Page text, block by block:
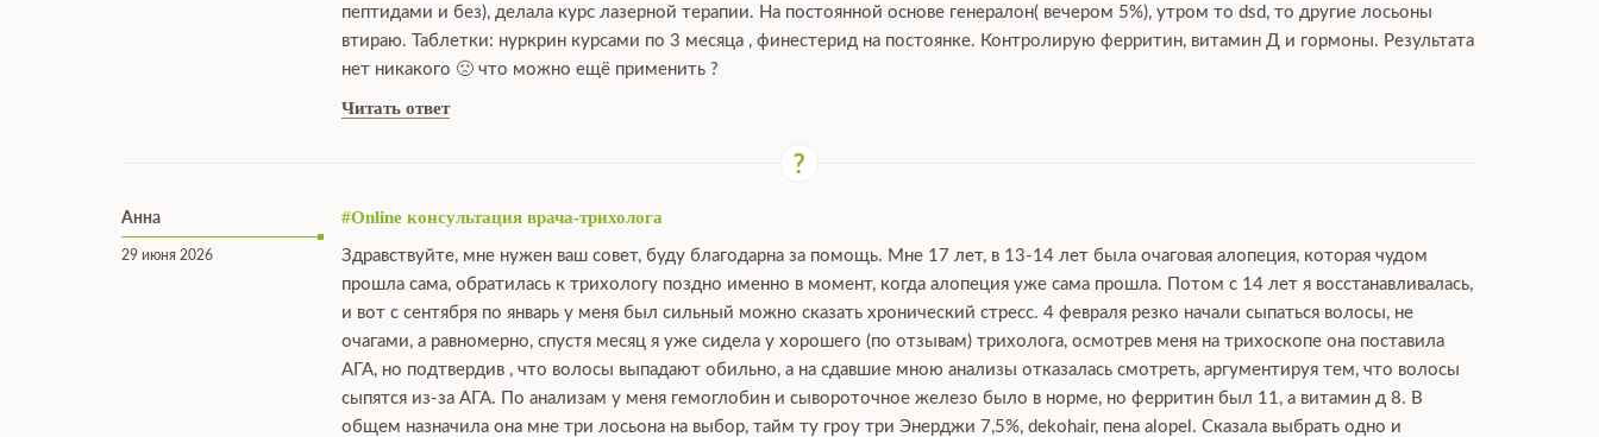
пептидами и без), делала курс лазерной терапии. На постоянной основе генералон( вечером 5%), утром то dsd, то другие лосьоны
втираю. Таблетки: нуркрин курсами по 3 месяца , финестерид на постоянке. Контролирую ферритин, витамин Д и гормоны. Результата
нет никакого 🙁 что можно ещё применить ?
Читать ответ
Анна
29 июня 2026
#Online консультация врача-трихолога
Здравствуйте, мне нужен ваш совет, буду благодарна за помощь. Мне 17 лет, в 13-14 лет была очаговая алопеция, которая чудом
прошла сама, обратилась к трихологу поздно именно в момент, когда алопеция уже сама прошла. Потом с 14 лет я восстанавливалась,
и вот с сентября по январь у меня был сильный можно сказать хронический стресс. 4 февраля резко начали сыпаться волосы, не
очагами, а равномерно, спустя месяц я уже сидела у хорошего (по отзывам) трихолога, осмотрев меня на трихоскопе она поставила
АГА, но подтвердив , что волосы выпадают обильно, а на сдавшие мною анализы отказалась смотреть, аргументируя тем, что волосы
сыпятся из-за АГА. По анализам у меня гемоглобин и сывороточное железо было в норме, но ферритин был 11, а витамин д 8. В
общем назначила она мне три лосьона на выбор, тайм ту гроу три Энерджи 7,5%, dekohair, пена alopel. Сказала выбрать одно и